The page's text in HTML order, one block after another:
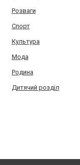
Розваги
Спорт
Культура
Мода
Родина
Дитячий розділ